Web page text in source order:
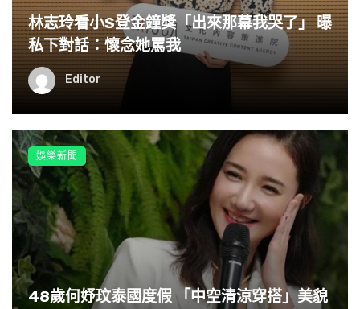
林志玲看小S登金鐘獎「出來那幕我哭了」 曝
私下對話：懷念她罵我
Editor
48歲何妤玟泰國度假 「中空清涼穿搭」美貌
娛樂新聞